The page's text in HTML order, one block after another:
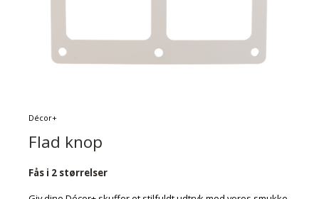
Décor+
Flad knop
Fås i 2 størrelser